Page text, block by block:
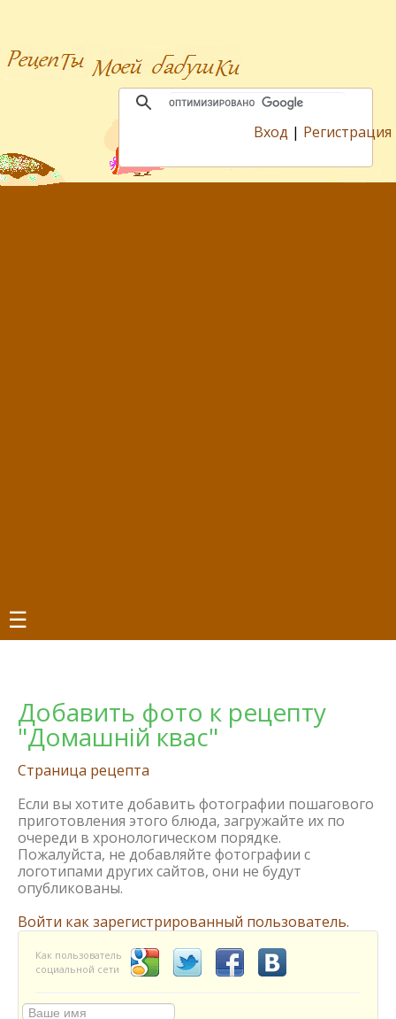
Вход | Регистрация
☰
Добавить фото к рецепту
"Домашній квас"
Страница рецепта
Если вы хотите добавить фотографии пошагового
приготовления этого блюда, загружайте их по
очереди в хронологическом порядке.
Пожалуйста, не добавляйте фотографии с
логотипами других сайтов, они не будут
опубликованы.
Войти как зарегистрированный пользователь.
Как пользователь
социальной сети